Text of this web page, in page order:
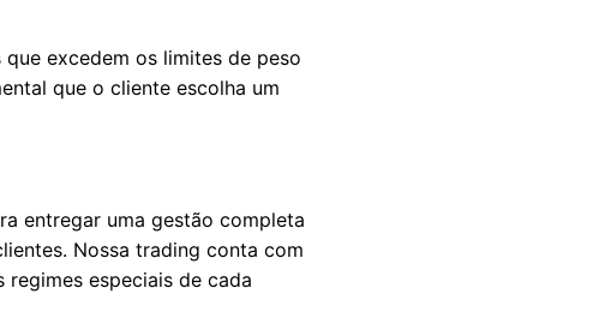
excedem os limites de peso
que o cliente escolha um
entregar uma gestão completa
Nossa trading conta com
especiais de cada